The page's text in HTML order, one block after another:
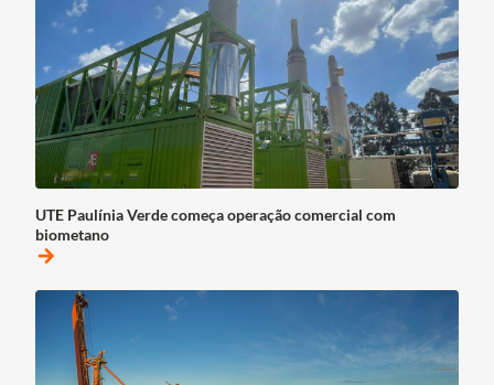
UTE Paulínia Verde começa operação comercial com
biometano
arrow_forward